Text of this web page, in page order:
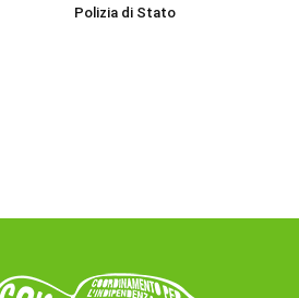
Polizia di Stato